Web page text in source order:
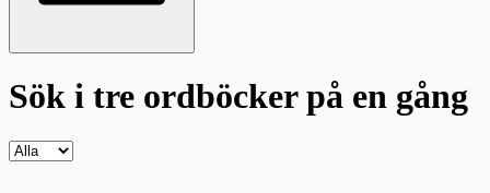
Sök i tre ordböckerpå en gång